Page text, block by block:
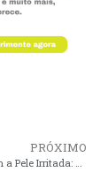
PRÓXIMO
Cuidados Diários com a Pele Irritada: Atrac-Tain e Outras Soluções